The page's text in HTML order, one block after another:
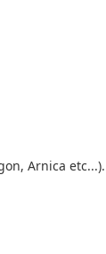
Arnica etc...).